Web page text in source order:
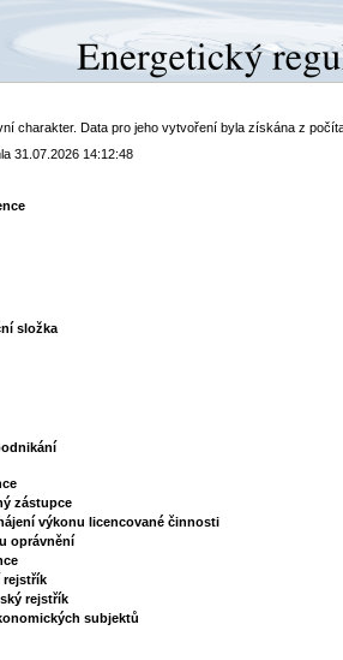
charakter. Data pro jeho vytvoření byla získána z
31.07.2026 14:12:48
složka
zástupce
výkonu licencované činnosti
oprávnění
rejstřík
rejstřík
subjektů